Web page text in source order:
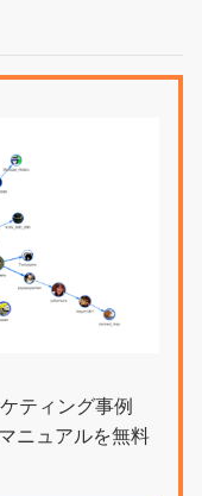
ティング事例
ニュアルを無料